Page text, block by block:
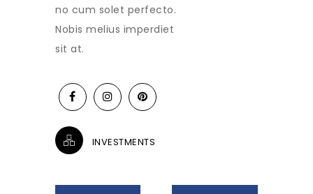
no cum solet perfecto.
Nobis melius imperdiet
sit at.
INVESTMENTS